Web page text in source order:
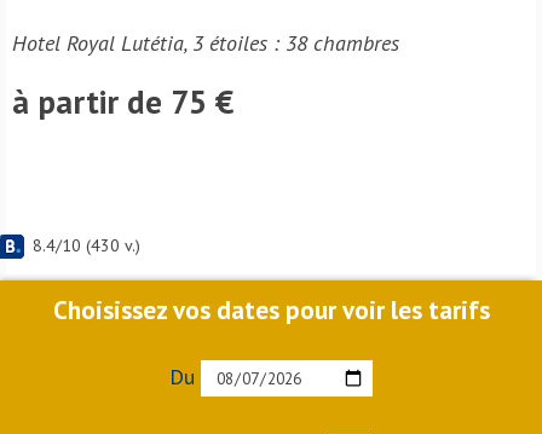
Hotel Royal Lutétia, 3 étoiles : 38 chambres
à partir de 75 €
8.4/10 (430 v.)
Choisissez vos dates pour voir les tarifs
Du